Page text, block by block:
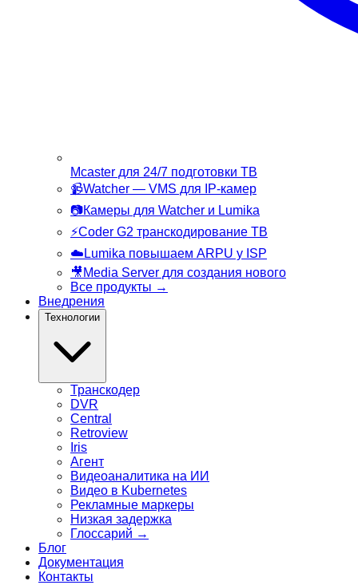
Mcaster для 24/7 подготовки ТВ
📹Watcher — VMS для IP-камер
📷Камеры для Watcher и Lumika
⚡Coder G2 транскодирование ТВ
☁️ Lumika повышаем ARPU у ISP
🎥 Media Server для создания нового
Все продукты →
Внедрения
Технологии
Транскодер
DVR
Central
Retroview
Iris
Агент
Видеоаналитика на ИИ
Видео в Kubernetes
Рекламные маркеры
Низкая задержка
Глоссарий →
Блог
Документация
Контакты